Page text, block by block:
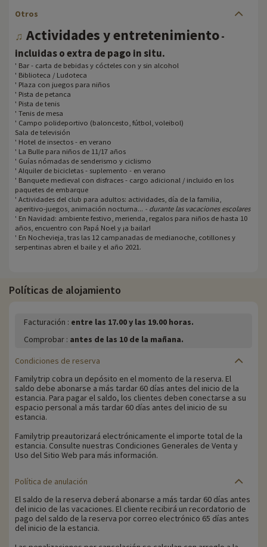
Otros
♫ Actividades y entretenimiento-
incluidas o extra de pago in situ.
' Bar - carta de bebidas y cócteles con y sin alcohol
' Biblioteca / Ludoteca
' Plaza con juegos para niños
' Pista de petanca
' Pista de tenis
' Tenis de mesa
' Campo polideportivo (baloncesto, fútbol, voleibol)
Sala de televisión
' Hotel de insectos - en verano
' La Bulle para niños de 11/17 años
' Guías nómadas de senderismo y ciclismo
' Alquiler de bicicletas - suplemento - en verano
' Banquete medieval con disfraces - cargo adicional / incluido en los
paquetes de embarque
' Actividades del club para adultos: actividades, día de la familia,
aperitivo-juegos, animación nocturna... - durante las vacaciones escolares
' En Navidad: ambiente festivo, merienda, regalos para niños de hasta 10
años, encuentro con Papá Noel y ¡a bailar!
' En Nochevieja, tras las 12 campanadas de medianoche, cotillones y
serpentinas abren el baile y el año 2021.
Políticas de alojamiento
Facturación : entre las 17.00 y las 19.00 horas.
Comprobar : antes de las 10 de la mañana.
Condiciones de reserva
Familytrip cobra un depósito en el momento de la reserva. El
saldo debe abonarse a más tardar 60 días antes del inicio de la
estancia. Para pagar el saldo, los clientes deben conectarse a su
espacio personal a más tardar 60 días antes del inicio de su
estancia.
Familytrip preautorizará electrónicamente el importe total de la
estancia. Consulte nuestras Condiciones Generales de Venta y
Uso del Sitio Web para más información.
Política de anulación
El saldo de la reserva deberá abonarse a más tardar 60 días antes
del inicio de las vacaciones. El cliente recibirá un recordatorio de
pago del saldo de la reserva por correo electrónico 65 días antes
del inicio de la estancia.